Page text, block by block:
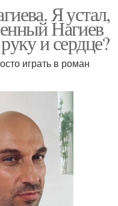
Я устал,
Нагиев
и сердце?
играть в роман